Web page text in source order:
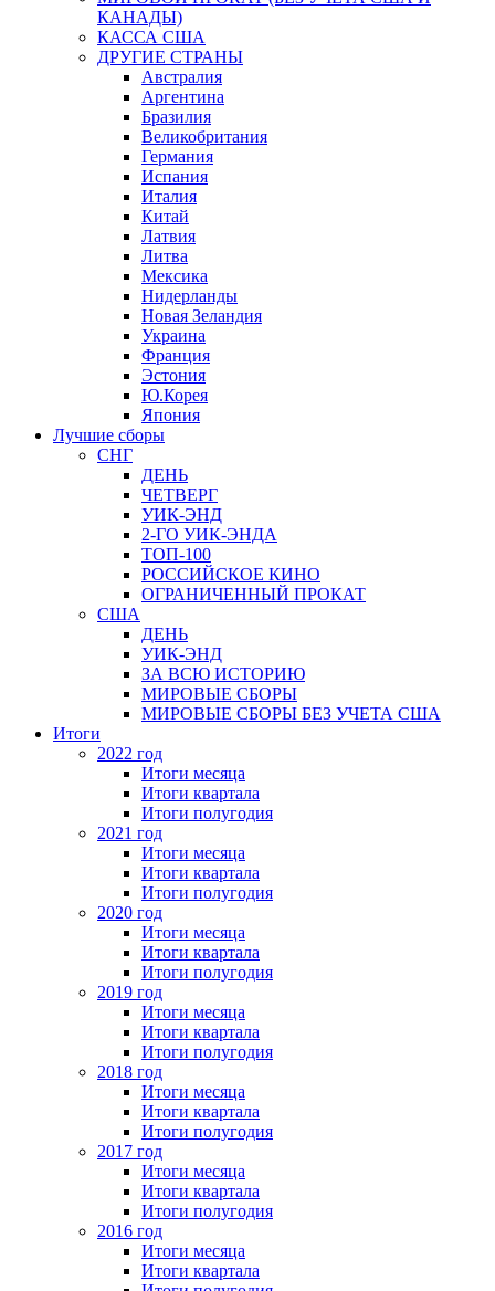
КАНАДЫ)
КАССА США
ДРУГИЕ СТРАНЫ
Австралия
Аргентина
Бразилия
Великобритания
Германия
Испания
Италия
Китай
Латвия
Литва
Мексика
Нидерланды
Новая Зеландия
Украина
Франция
Эстония
Ю.Корея
Япония
Лучшие сборы
СНГ
ДЕНЬ
ЧЕТВЕРГ
УИК-ЭНД
2-ГО УИК-ЭНДА
ТОП-100
РОССИЙСКОЕ КИНО
ОГРАНИЧЕННЫЙ ПРОКАТ
США
ДЕНЬ
УИК-ЭНД
ЗА ВСЮ ИСТОРИЮ
МИРОВЫЕ СБОРЫ
МИРОВЫЕ СБОРЫ БЕЗ УЧЕТА США
Итоги
2022 год
Итоги месяца
Итоги квартала
Итоги полугодия
2021 год
Итоги месяца
Итоги квартала
Итоги полугодия
2020 год
Итоги месяца
Итоги квартала
Итоги полугодия
2019 год
Итоги месяца
Итоги квартала
Итоги полугодия
2018 год
Итоги месяца
Итоги квартала
Итоги полугодия
2017 год
Итоги месяца
Итоги квартала
Итоги полугодия
2016 год
Итоги месяца
Итоги квартала